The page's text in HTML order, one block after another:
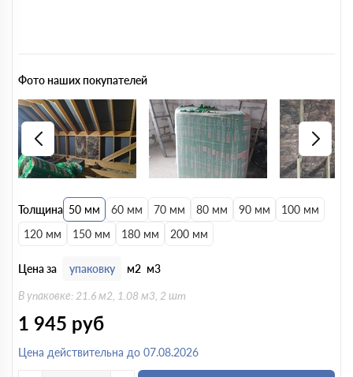
Толщина 50 мм 60 мм 70 мм 80 мм 90 мм
100 мм
120 мм
150 мм 180 мм 200 мм
Цена за упаковку м2 м3
В упаковке: 21.6 м2, 1.08 м3, 2 шт
1 945 руб
Цена действительна до 07.08.2026
Фото наших покупателей